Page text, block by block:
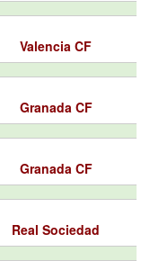
Valencia CF
Granada CF
Granada CF
Real Sociedad